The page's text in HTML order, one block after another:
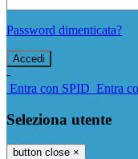
Password dimenticata?
-
Entra con SPID Entra
Seleziona utente
button close ×